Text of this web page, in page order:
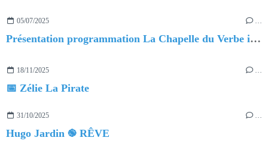
05/07/2025 …
Présentation programmation La Chapelle du Verbe incarné
18/11/2025
📅 Zélie La Pirate
31/10/2025 …
Hugo Jardin ֎ RÊVE